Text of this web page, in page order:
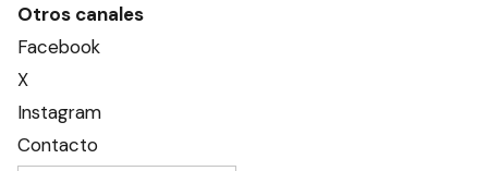
Otros canales
Facebook
X
Instagram
Contacto